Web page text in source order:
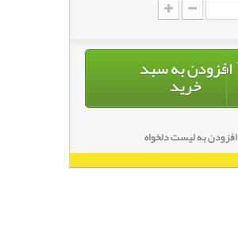
افزودن به سبد
خرید
افزودن به لیست دلخواه